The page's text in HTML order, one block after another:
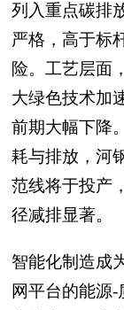
列入重点碳排
严格，高于标
险。工艺层面
大绿色技术加
前期大幅下降
耗与排放，河
范线将于投产
径减排显著。
智能化制造成
网平台的能源